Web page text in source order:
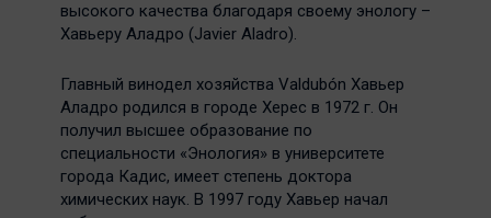
высокого качества благодаря своему энологу –
Хавьеру Аладро (Javier Aladro).
Главный винодел хозяйства Valdubón Хавьер
Аладро родился в городе Херес в 1972 г. Он
получил высшее образование по
специальности «Энология» в университете
города Кадис, имеет степень доктора
химических наук. В 1997 году Хавьер начал